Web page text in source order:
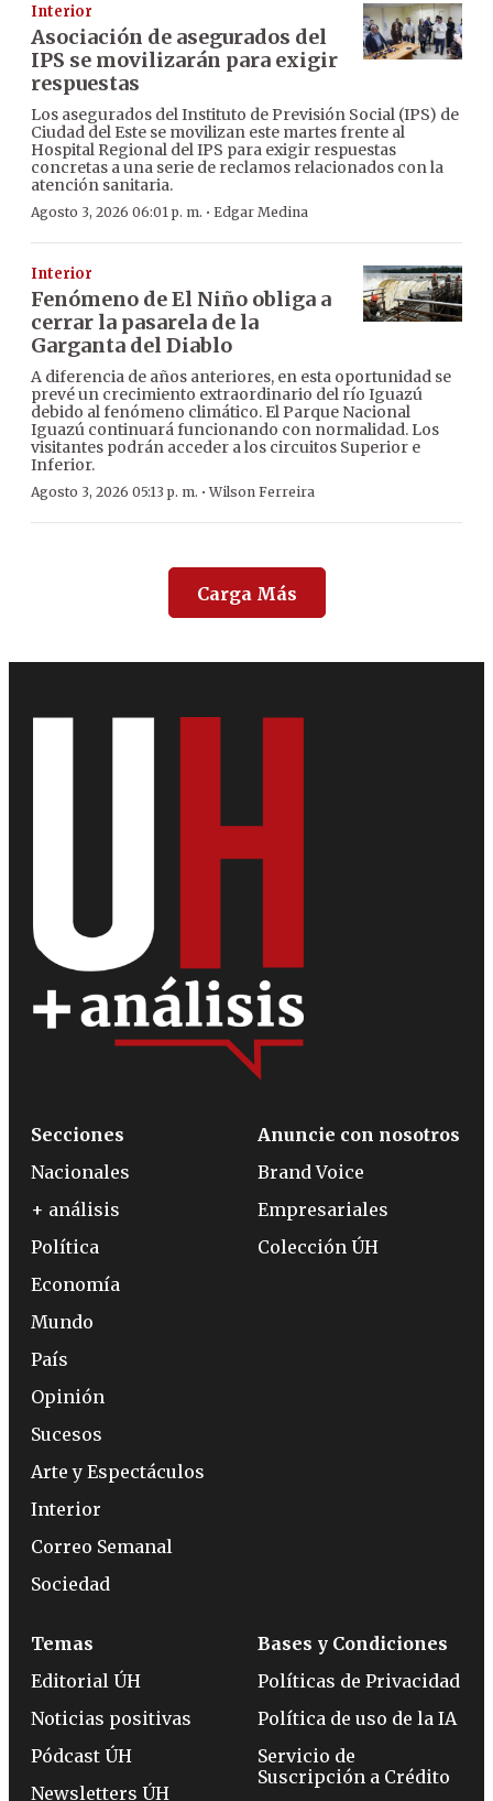
Interior
Asociación de asegurados del
IPS se movilizarán para exigir
respuestas
Los asegurados del Instituto de Previsión Social (IPS) de
Ciudad del Este se movilizan este martes frente al
Hospital Regional del IPS para exigir respuestas
concretas a una serie de reclamos relacionados con la
atención sanitaria.
Agosto 3, 2026 06:01 p. m. · Edgar Medina
Interior
Fenómeno de El Niño obliga a
cerrar la pasarela de la
Garganta del Diablo
A diferencia de años anteriores, en esta oportunidad se
prevé un crecimiento extraordinario del río Iguazú
debido al fenómeno climático. El Parque Nacional
Iguazú continuará funcionando con normalidad. Los
visitantes podrán acceder a los circuitos Superior e
Inferior.
Agosto 3, 2026 05:13 p. m. ·Wilson Ferreira
Carga Más
Secciones
Nacionales
+ análisis
Política
Economía
Mundo
País
Opinión
Sucesos
Arte y Espectáculos
Interior
Correo Semanal
Sociedad
Anuncie con nosotros
Brand Voice
Empresariales
Colección ÚH
Temas
Editorial ÚH
Noticias positivas
Pódcast ÚH
Newsletters ÚH
Bases y Condiciones
Políticas de Privacidad
Política de uso de la IA
Servicio de
Suscripción a Crédito